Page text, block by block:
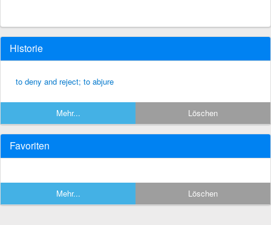
Historie
to deny and reject; to abjure
Mehr... Löschen
Favoriten
Mehr... Löschen